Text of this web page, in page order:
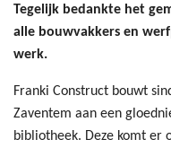
Tegelijk bedankte het
alle bouwvakkers en
werk.
Franki Construct bouwt
Zaventem aan een
bibliotheek. Deze komt er